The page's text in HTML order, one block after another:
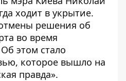
ходит в укрытие.
решения об
во время
этом стало
которое вышло на
правда».